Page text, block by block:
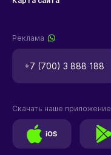
Реклама
+7 (700) 3 888 188
Скачать наше приложение